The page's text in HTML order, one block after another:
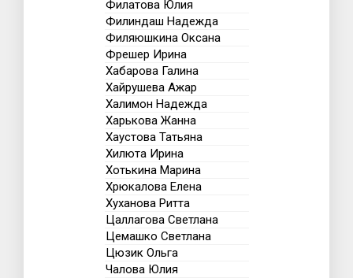
Филатова Юлия
Филиндаш Надежда
Филяюшкина Оксана
Фрешер Ирина
Хабарова Галина
Хайрушева Ажар
Халимон Надежда
Харькова Жанна
Хаустова Татьяна
Хилюта Ирина
Хотькина Марина
Хрюкалова Елена
Хуханова Ритта
Цаллагова Светлана
Цемашко Светлана
Цюзик Ольга
Чалова Юлия